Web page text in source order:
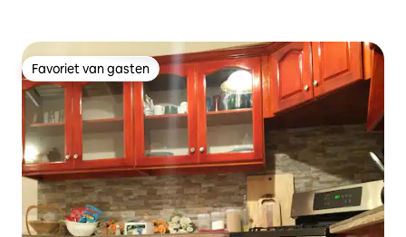
Favoriet van gasten
Favoriet van gasten